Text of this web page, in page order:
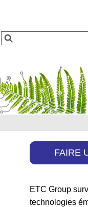
Formulaire de
Rechercher
FAIRE
ETC Group
technologies